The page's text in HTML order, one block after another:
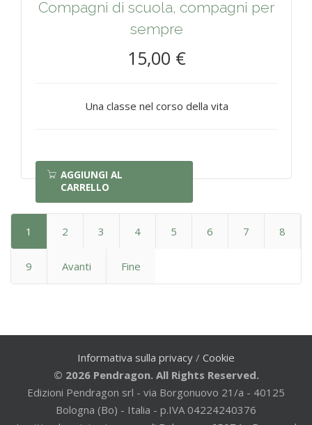
Compagni di scuola, compagni per
sempre
15,00 €
Una classe nel corso della vita
AGGIUNGI AL
CARRELLO
1 2 3 4 5 6 7 8
9 Avanti Fine
Informativa sulla privacy / Cookie
© 2026 Pendragon. All Rights Reserved.
Edizioni Pendragon srl - via Borgonuovo 21/a - 40125
Bologna (Bo) - Italia - p.IVA 04224240376